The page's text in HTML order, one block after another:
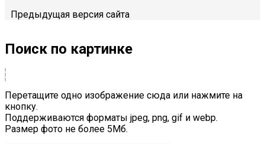
Предыдущая версия сайта
Поиск по картинке
Перетащите одно изображение сюда или нажмите на
кнопку.
Поддерживаются форматы jpeg, png, gif и webp.
Размер фото не более 5Mб.